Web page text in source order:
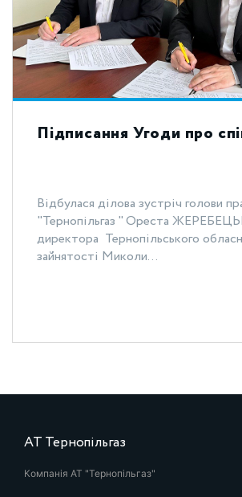
Підписання Угоди про
Відбулася ділова зустріч голови
"Тернопільгаз " Ореста
директора Тернопільського
зайнятості Миколи...
АТ Тернопільгаз
Компанія АТ "Тернопільгаз"